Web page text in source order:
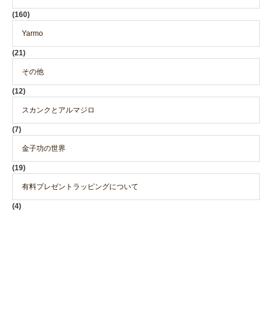
(160)
Yarmo
(21)
その他
(12)
スカンクとアルマジロ
(7)
金子功の世界
(19)
有料プレゼントラッピングについて
(4)